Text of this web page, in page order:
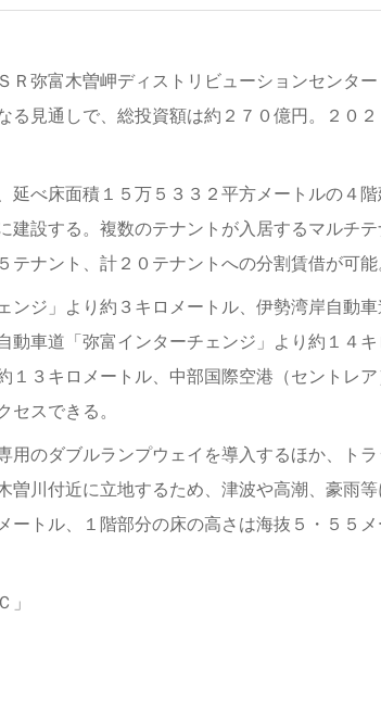
Ｒ弥富木曽岬ディストリビューションセンタ
見通しで、総投資額は約２７０億円。２０
べ床面積１５万５３３２平方メートルの４
設する。複数のテナントが入居するマルチ
ナント、計２０テナントへの分割賃借が可能
ジ」より約３キロメートル、伊勢湾岸自動
車道「弥富インターチェンジ」より約１４
３キロメートル、中部国際空港（セントレ
セスできる。
のダブルランプウェイを導入するほか、ト
曽川付近に立地するため、津波や高潮、豪雨
ートル、１階部分の床の高さは海抜５・５５
」